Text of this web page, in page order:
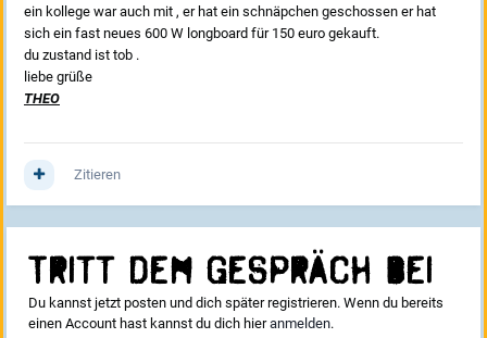
ein kollege war auch mit , er hat ein schnäpchen geschossen er hat
sich ein fast neues 600 W longboard für 150 euro gekauft.
du zustand ist tob .
liebe grüße
THEO
Zitieren
Tritt dem Gespräch bei
Du kannst jetzt posten und dich später registrieren. Wenn du bereits
einen Account hast kannst du dich hieranmelden.